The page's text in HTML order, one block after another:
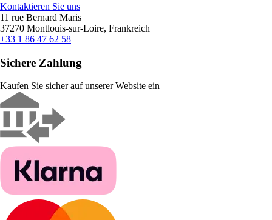
Kontaktieren Sie uns
11 rue Bernard Maris
37270 Montlouis-sur-Loire, Frankreich
+33 1 86 47 62 58
Sichere Zahlung
Kaufen Sie sicher auf unserer Website ein